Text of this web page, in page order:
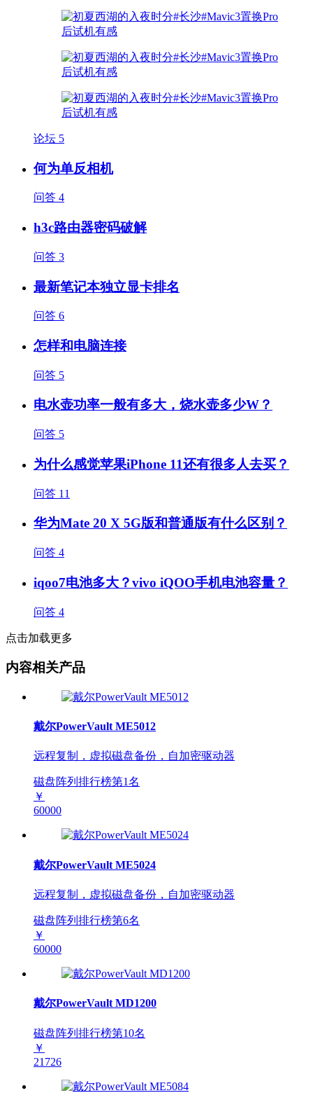
论坛 5
何为单反相机
问答 4
h3c路由器密码破解
问答 3
最新笔记本独立显卡排名
问答 6
怎样和电脑连接
问答 5
电水壶功率一般有多大，烧水壶多少W？
问答 5
为什么感觉苹果iPhone 11还有很多人去买？
问答 11
华为Mate 20 X 5G版和普通版有什么区别？
问答 4
iqoo7电池多大？vivo iQOO手机电池容量？
问答 4
点击加载更多
内容相关产品
戴尔PowerVault ME5012
远程复制，虚拟磁盘备份，自加密驱动器
磁盘阵列排行榜第1名
￥
60000
戴尔PowerVault ME5024
远程复制，虚拟磁盘备份，自加密驱动器
磁盘阵列排行榜第6名
￥
60000
戴尔PowerVault MD1200
磁盘阵列排行榜第10名
￥
21726